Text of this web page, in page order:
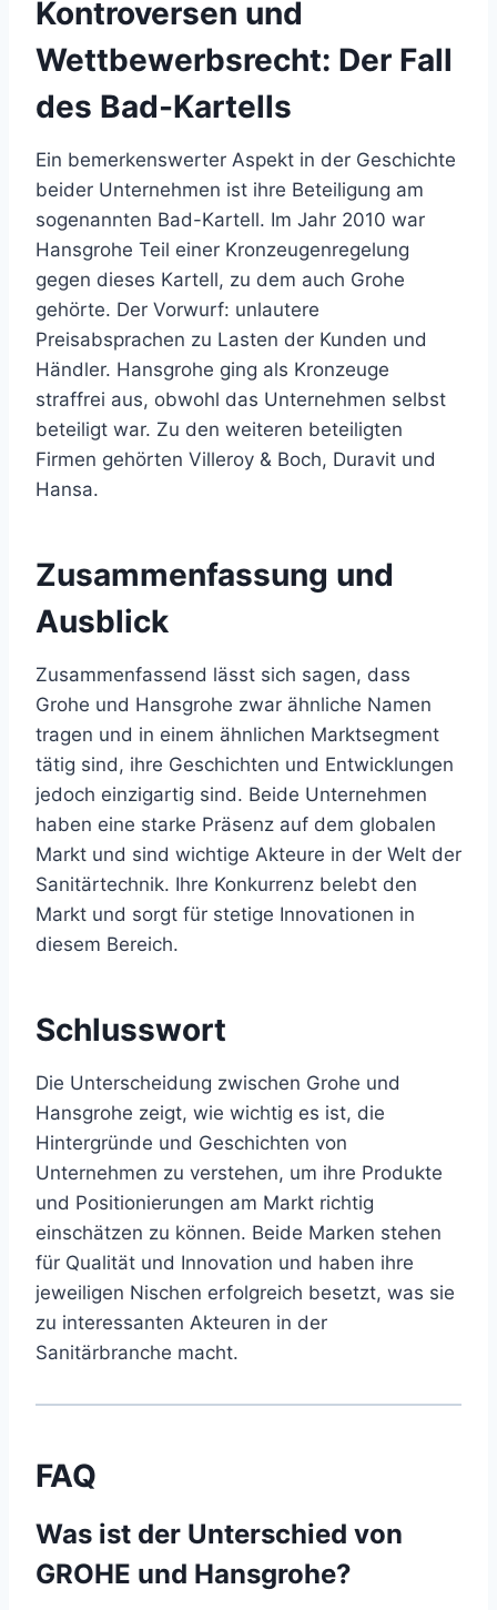
Kontroversen und
Wettbewerbsrecht: Der Fall
des Bad-Kartells
Ein bemerkenswerter Aspekt in der Geschichte
beider Unternehmen ist ihre Beteiligung am
sogenannten Bad-Kartell. Im Jahr 2010 war
Hansgrohe Teil einer Kronzeugenregelung
gegen dieses Kartell, zu dem auch Grohe
gehörte. Der Vorwurf: unlautere
Preisabsprachen zu Lasten der Kunden und
Händler. Hansgrohe ging als Kronzeuge
straffrei aus, obwohl das Unternehmen selbst
beteiligt war. Zu den weiteren beteiligten
Firmen gehörten Villeroy & Boch, Duravit und
Hansa.
Zusammenfassung und
Ausblick
Zusammenfassend lässt sich sagen, dass
Grohe und Hansgrohe zwar ähnliche Namen
tragen und in einem ähnlichen Marktsegment
tätig sind, ihre Geschichten und Entwicklungen
jedoch einzigartig sind. Beide Unternehmen
haben eine starke Präsenz auf dem globalen
Markt und sind wichtige Akteure in der Welt der
Sanitärtechnik. Ihre Konkurrenz belebt den
Markt und sorgt für stetige Innovationen in
diesem Bereich.
Schlusswort
Die Unterscheidung zwischen Grohe und
Hansgrohe zeigt, wie wichtig es ist, die
Hintergründe und Geschichten von
Unternehmen zu verstehen, um ihre Produkte
und Positionierungen am Markt richtig
einschätzen zu können. Beide Marken stehen
für Qualität und Innovation und haben ihre
jeweiligen Nischen erfolgreich besetzt, was sie
zu interessanten Akteuren in der
Sanitärbranche macht.
FAQ
Was ist der Unterschied von
GROHE und Hansgrohe?